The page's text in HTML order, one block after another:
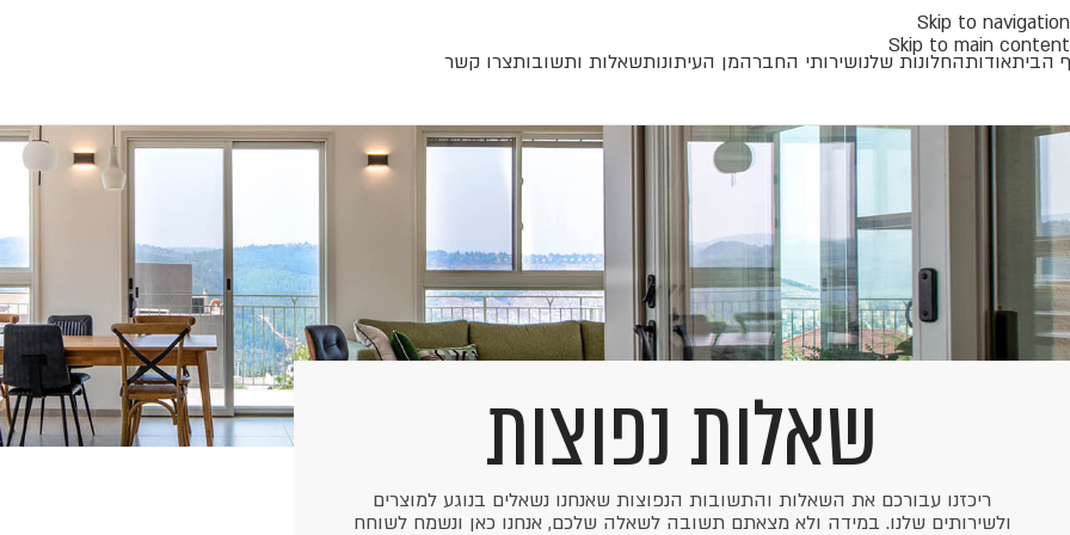
Skip to navigation
Skip to main content
הביתאודותהחלונות שלנושירותי החברהמן העיתונותשאלות ותשובותצרו קשר
שאלות נפוצות
ריכזנו עבורכם את השאלות והתשובות הנפוצות שאנחנו נשאלים בנוגע למוצרים
ולשירותים שלנו. במידה ולא מצאתם תשובה לשאלה שלכם, אנחנו כאן ונשמח לשוחח